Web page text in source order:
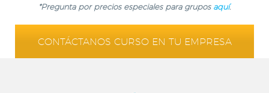
*Pregunta por precios especiales para grupos aquí.
CONTÁCTANOS CURSO EN TU EMPRESA